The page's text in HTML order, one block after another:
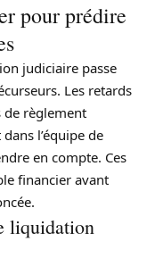
pour prédire
judiciaire passe
Les retards
de règlement
l’équipe de
en compte. Ces
financier avant
liquidation